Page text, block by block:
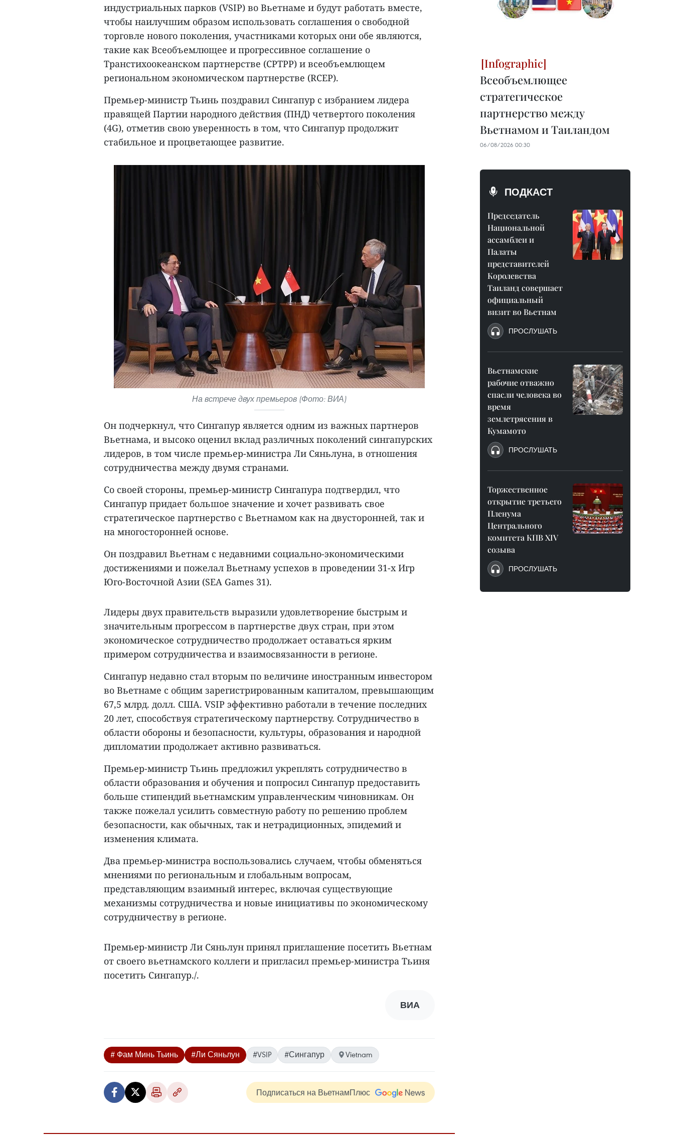
индустриальных парков (VSIP) во Вьетнаме и будут работать вместе,
чтобы наилучшим образом использовать соглашения о свободной
торговле нового поколения, участниками которых они обе являются,
такие как Всеобъемлющее и прогрессивное соглашение о
Транстихоокеанском партнерстве (CPTPP) и всеобъемлющем
региональном экономическом партнерстве (RCEP).
Премьер-министр Тьинь поздравил Сингапур с избранием лидера
правящей Партии народного действия (ПНД) четвертого поколения
(4G), отметив свою уверенность в том, что Сингапур продолжит
стабильное и процветающее развитие.
На встрече двух премьеров (Фото: ВИА)
Он подчеркнул, что Сингапур является одним из важных партнеров
Вьетнама, и высоко оценил вклад различных поколений сингапурских
лидеров, в том числе премьер-министра Ли Сяньлуна, в отношения
сотрудничества между двумя странами.
Со своей стороны, премьер-министр Сингапура подтвердил, что
Сингапур придает большое значение и хочет развивать свое
стратегическое партнерство с Вьетнамом как на двусторонней, так и
на многосторонней основе.
Он поздравил Вьетнам с недавними социально-экономическими
достижениями и пожелал Вьетнаму успехов в проведении 31-х Игр
Юго-Восточной Азии (SEA Games 31).
Лидеры двух правительств выразили удовлетворение быстрым и
значительным прогрессом в партнерстве двух стран, при этом
экономическое сотрудничество продолжает оставаться ярким
примером сотрудничества и взаимосвязанности в регионе.
Сингапур недавно стал вторым по величине иностранным инвестором
во Вьетнаме с общим зарегистрированным капиталом, превышающим
67,5 млрд. долл. США. VSIP эффективно работали в течение последних
20 лет, способствуя стратегическому партнерству. Сотрудничество в
области обороны и безопасности, культуры, образования и народной
дипломатии продолжает активно развиваться.
Премьер-министр Тьинь предложил укреплять сотрудничество в
области образования и обучения и попросил Сингапур предоставить
больше стипендий вьетнамским управленческим чиновникам. Он
также пожелал усилить совместную работу по решению проблем
безопасности, как обычных, так и нетрадиционных, эпидемий и
изменения климата.
Два премьер-министра воспользовались случаем, чтобы обменяться
мнениями по региональным и глобальным вопросам,
представляющим взаимный интерес, включая существующие
механизмы сотрудничества и новые инициативы по экономическому
сотрудничеству в регионе.
Премьер-министр Ли Сяньлун принял приглашение посетить Вьетнам
от своего вьетнамского коллеги и пригласил премьер-министра Тьиня
посетить Сингапур./.
ВИА
# Фам Минь Тьинь #Ли Сяньлун #VSIP #Сингапур Vietnam
Подписаться на ВьетнамПлюс
Всеобъемлющее
стратегическое
партнерство между
Вьетнамом и Таиландом
06/08/2026 00:30
ПОДКАСТ
Председатель
Национальной
ассамблеи и
Палаты
представителей
Королевства
Таиланд совершает
официальный
визит во Вьетнам
ПРОСЛУШАТЬ
Вьетнамские
рабочие отважно
спасли человека во
время
землетрясения в
Кумамото
ПРОСЛУШАТЬ
Торжественное
открытие третьего
Пленума
Центрального
комитета КПВ XIV
созыва
ПРОСЛУШАТЬ